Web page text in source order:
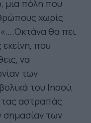
μια πόλη που
χωρίς
θα πει
εκείνη, που
να
των
του Ιησού,
τας αστραπάς
σημασίαν των